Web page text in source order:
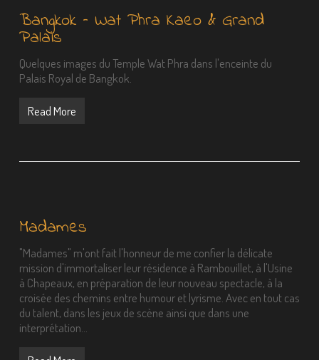
Bangkok – Wat Phra Kaeo & Grand
Palais
Quelques images du Temple Wat Phra dans l'enceinte du
Palais Royal de Bangkok.
Read More
Madames
"Madames" m'ont fait l'honneur de me confier la délicate
mission d'immortaliser leur résidence à Rambouillet, à l'Usine
à Chapeaux, en préparation de leur nouveau spectacle, à la
croisée des chemins entre humour et lyrisme. Avec en tout cas
du talent, dans les jeux de scène ainsi que dans une
interprétation…